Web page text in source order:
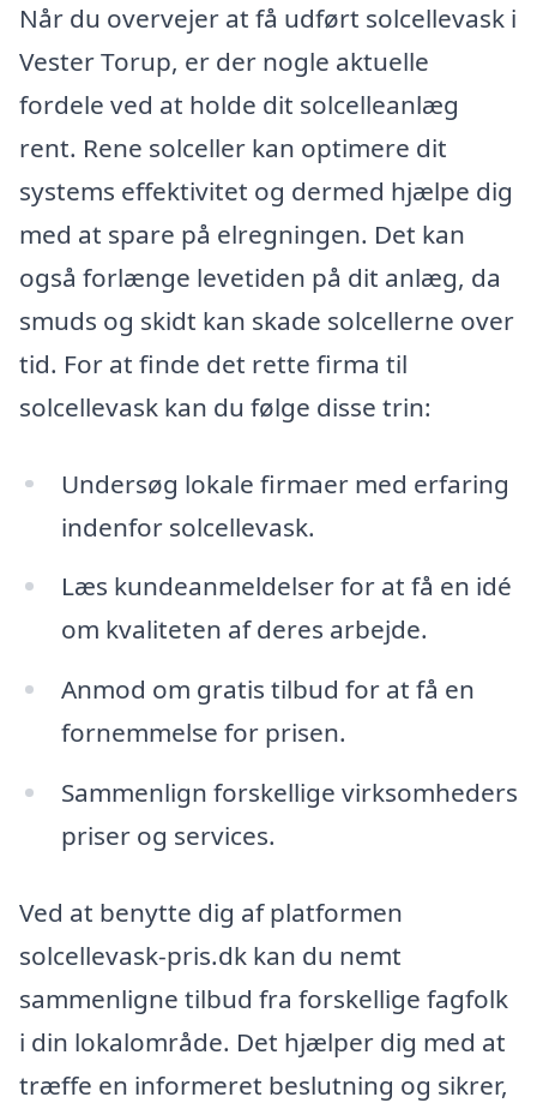
Når du overvejer at få udført solcellevask i
Vester Torup, er der nogle aktuelle
fordele ved at holde dit solcelleanlæg
rent. Rene solceller kan optimere dit
systems effektivitet og dermed hjælpe dig
med at spare på elregningen. Det kan
også forlænge levetiden på dit anlæg, da
smuds og skidt kan skade solcellerne over
tid. For at finde det rette firma til
solcellevask kan du følge disse trin:
Undersøg lokale firmaer med erfaring
indenfor solcellevask.
Læs kundeanmeldelser for at få en idé
om kvaliteten af deres arbejde.
Anmod om gratis tilbud for at få en
fornemmelse for prisen.
Sammenlign forskellige virksomheders
priser og services.
Ved at benytte dig af platformen
solcellevask-pris.dk kan du nemt
sammenligne tilbud fra forskellige fagfolk
i din lokalområde. Det hjælper dig med at
træffe en informeret beslutning og sikrer,